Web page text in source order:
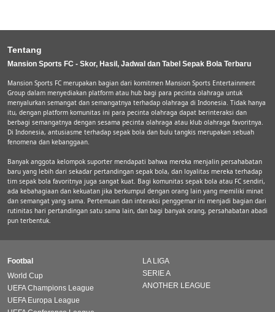
Tentang
Mansion Sports FC - Skor, Hasil, Jadwal dan Tabel Sepak Bola Terbaru
Mansion Sports FC merupakan bagian dari komitmen Mansion Sports Entertainment
Group dalam menyediakan platform atau hub bagi para pecinta olahraga untuk
menyalurkan semangat dan semangatnya terhadap olahraga di Indonesia. Tidak hanya
itu, dengan platform komunitas ini para pecinta olahraga dapat berinteraksi dan
berbagi semangatnya dengan sesama pecinta olahraga atau klub olahraga favoritnya.
Di Indonesia, antusiasme terhadap sepak bola dan bulu tangkis merupakan sebuah
fenomena dan kebanggaan.
Banyak anggota kelompok suporter mendapati bahwa mereka menjalin persahabatan
baru yang lebih dari sekadar pertandingan sepak bola, dan loyalitas mereka terhadap
tim sepak bola favoritnya juga sangat kuat. Bagi komunitas sepak bola atau FC sendiri,
ada kebahagiaan dan kekuatan jika berkumpul dengan orang lain yang memiliki minat
dan semangat yang sama. Pertemuan dan interaksi penggemar ini menjadi bagian dari
rutinitas hari pertandingan satu sama lain, dan bagi banyak orang, persahabatan abadi
pun terbentuk.
Footbal
World Cup
UEFA Champions League
UEFA Europa League
LA LIGA
SERIE A
ANOTHER LEAGUE